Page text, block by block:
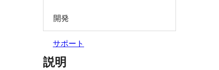
開発
サポート
説明